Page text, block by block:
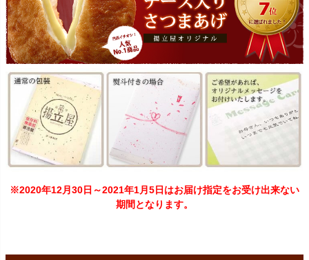
※2020年12月30日～2021年1月5日はお届け指定をお受け出来ない
期間となります。